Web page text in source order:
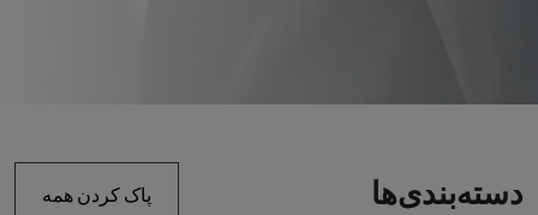
دسته‌بندی‌ها پاک کردن همه